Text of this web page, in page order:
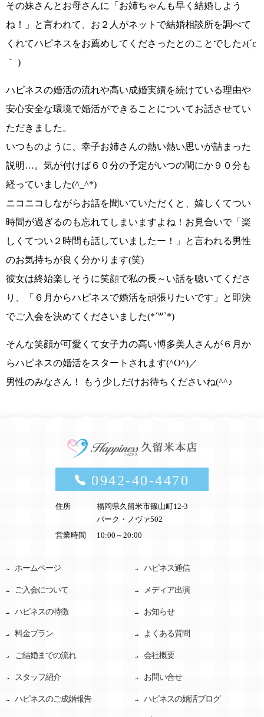
その妹さんとお母さんに
「お姉ちゃんも早く結婚しよう
ね！」
と言われて、 お２人がネットで結婚相談所を調べて
くれてハピネスをお薦め してくださったとのことでした♪(´ε
｀ )
ハピネスの婚活の流れや高い成婚実績を続けている理由や
安心安全な環境で婚活ができることについてお話させてい
ただきました。
いつものように、 幸子お姉さんの熱い熱い思いが詰まった
説明…。気が付けば６０分の予定がいつの間にか９０分も
経っていました(^_^*)
ニコニコしながらお話を聞いていただくと、嬉しくてつい
時間が過ぎるのも忘れてしまいますよね！お見合いで「楽
しくてつい２時間も話していましたー！」
と言われる男性
のお気持ちが良く分かります(笑)
彼女は終始楽しそうに笑顔で私の長～い話を聴いてくださ
り、
「６月からハピネスで婚活を頑張りたいです」
と即決
でご入会を決めてくださいました(*´꒳`*)
そんな笑顔が可愛くて女子力の高い博多美人さんが６月か
らハピネスの婚活をスタート されます(^O^)／
男性のみなさん！ もう少しだけお待ちくださいね(^^♪
0942-40-4470
住所
福岡県久留米市篠山町12-3
パーク・ノヴァ502
営業時間
10:00～20:00
ホームページ
ご入会について
ハピネスの特徴
料金プラン
ご結婚までの流れ
スタッフ紹介
ハピネスのご成婚報告
ハピネス通信
メディア出演
お知らせ
よくある質問
会社概要
お問い合せ
ハピネスの婚活ブログ